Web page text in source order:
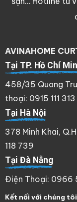
AVINAHOME
Tại TP. Hồ Chí
458/35 Quang
thoại: 0915 111 313
Tại Hà Nội
378 Minh Khai,
118 739
Tại Đà Nẵng
Điện Thoại: 0966
Kết nối với chúng